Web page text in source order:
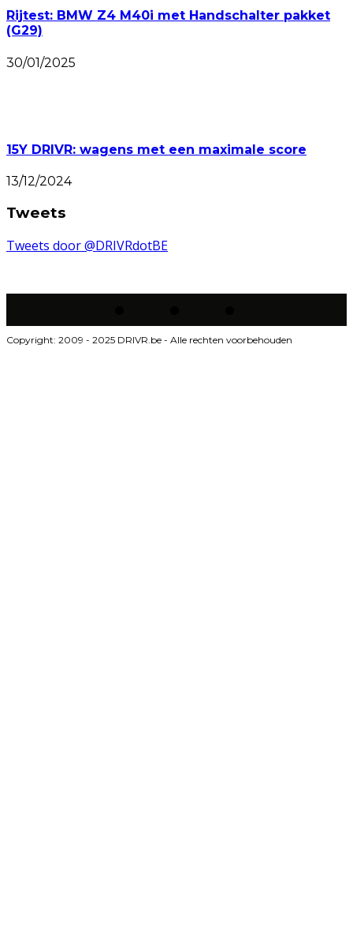
Rijtest: BMW Z4 M40i met Handschalter pakket
(G29)
30/01/2025
15Y DRIVR: wagens met een maximale score
13/12/2024
Tweets
Tweets door @DRIVRdotBE
Copyright: 2009 - 2025 DRIVR.be - Alle rechten voorbehouden